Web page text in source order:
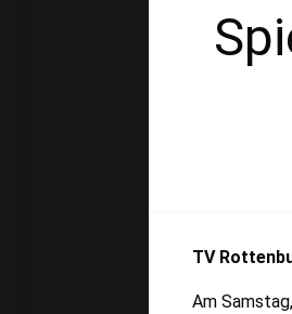
TV
Am